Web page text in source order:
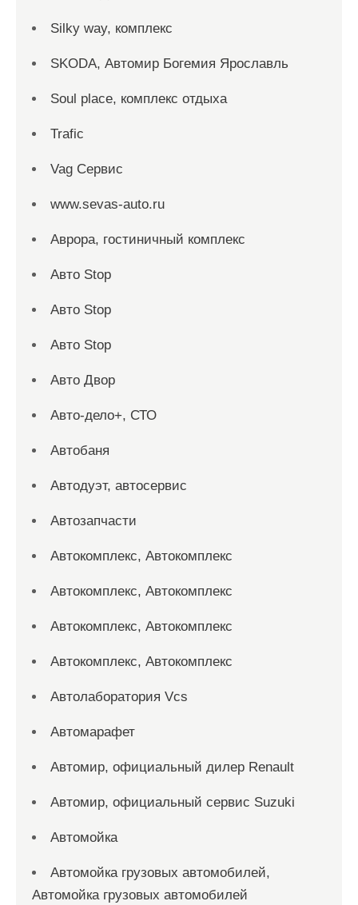
Silky way, комплекс
SKODA, Автомир Богемия Ярославль
Soul place, комплекс отдыха
Trafic
Vag Сервис
www.sevas-auto.ru
Аврора, гостиничный комплекс
Авто Stop
Авто Stop
Авто Stop
Авто Двор
Авто-дело+, СТО
Автобаня
Автодуэт, автосервис
Автозапчасти
Автокомплекс, Автокомплекс
Автокомплекс, Автокомплекс
Автокомплекс, Автокомплекс
Автокомплекс, Автокомплекс
Автолаборатория Vcs
Автомарафет
Автомир, официальный дилер Renault
Автомир, официальный сервис Suzuki
Автомойка
Автомойка грузовых автомобилей,
Автомойка грузовых автомобилей